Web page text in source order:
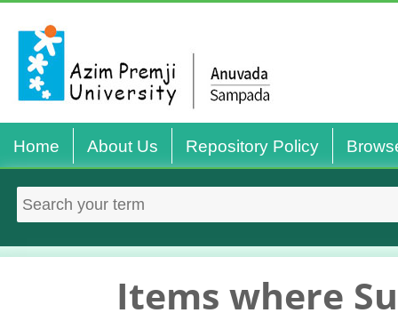
Home About Us Repository Policy
Items where